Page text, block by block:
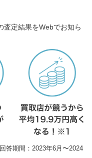
査定結果をWebでお知ら
答期間：2023年6月〜2024